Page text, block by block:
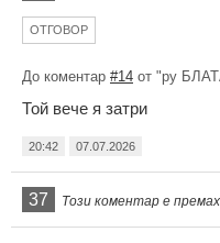
ОТГОВОР
До коментар #14 от "ру
Той вече я затри
20:42 07.07.2026
37 Този коментар е